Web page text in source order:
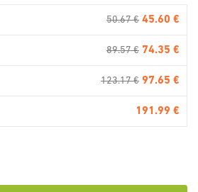
50.67 € 45.60 €
89.57 € 74.35 €
123.17 € 97.65 €
191.99 €